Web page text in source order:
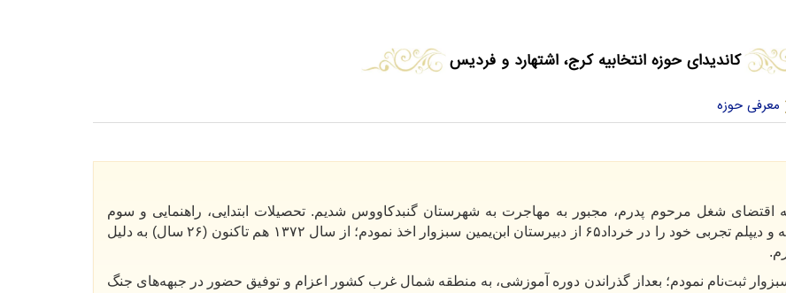
کاندیدای حوزه انتخابیه کرج، اشتهارد و فردیس
معرفی حوزه
اقتضای شغل مرحوم پدرم، مجبور به مهاجرت به شهرستان گنبدکاووس شدیم. تحصیلات ابتدایی، راهنمایی و سوم
دیپلم تجربی خود را در خرداد۶۵
از دبیرستان ابن‌یمین سبزوار اخذ نمودم؛ از سال ۱۳۷۲ هم تاکنون (۲۶ سال) به دلیل
ثبت‌نام نمودم؛ بعداز گذراندن دوره آموزشی، به منطقه شمال غرب کشور اعزام و توفیق حضور در جبهه‌های جنگ